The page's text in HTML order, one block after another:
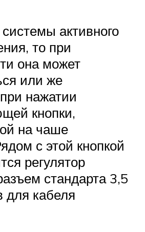
активного
то при
она может
или же
нажатии
кнопки,
на чаше
с этой кнопкой
регулятор
стандарта 3,5
для кабеля